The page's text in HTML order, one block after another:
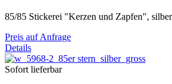
85/85 Stickerei "Kerzen und Zapfen",
Preis auf Anfrage
Details
Sofort lieferbar